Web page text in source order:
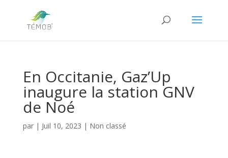
En Occitanie, Gaz’Up
inaugure la station GNV
de Noé
par | Juil 10, 2023 | Non classé